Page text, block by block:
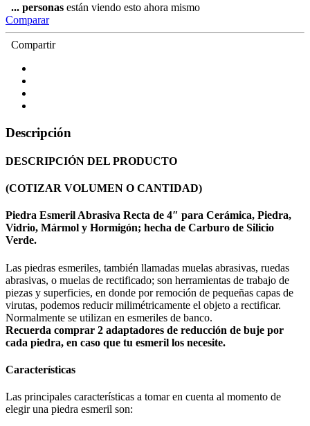
... personas están viendo esto ahora mismo
Comparar
Compartir
Descripción
DESCRIPCIÓN DEL PRODUCTO
(COTIZAR VOLUMEN O CANTIDAD)
Piedra Esmeril Abrasiva Recta de 4″ para Cerámica, Piedra,
Vidrio, Mármol y Hormigón; hecha de Carburo de Silicio
Verde.
Las piedras esmeriles, también llamadas muelas abrasivas, ruedas
abrasivas, o muelas de rectificado; son herramientas de trabajo de
piezas y superficies, en donde por remoción de pequeñas capas de
virutas, podemos reducir milimétricamente el objeto a rectificar.
Normalmente se utilizan en esmeriles de banco.
Recuerda comprar 2 adaptadores de reducción de buje por
cada piedra, en caso que tu esmeril los necesite.
Características
Las principales características a tomar en cuenta al momento de
elegir una piedra esmeril son: